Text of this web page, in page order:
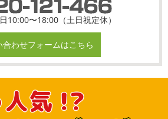
10:00〜18:00（土日祝定休）
合わせフォームはこちら